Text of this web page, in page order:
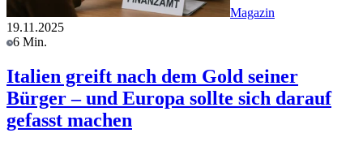
Magazin
19.11.2025
6 Min.
Italien greift nach dem Gold seiner
Bürger – und Europa sollte sich darauf
gefasst machen